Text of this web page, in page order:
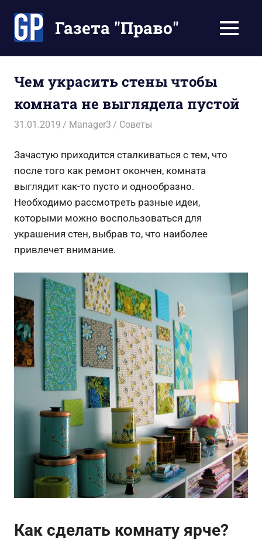
содержимомуГазета "Право"
Ваше
время
МЕНЮ
Чем украсить стены чтобы
комната не выглядела пустой
31.01.2019 Manager3 Советы
Зачастую приходится сталкиваться с тем, что
после того как ремонт окончен, комната
выглядит как-то пусто и однообразно.
Необходимо рассмотреть разные идеи,
которыми можно воспользоваться для
украшения стен, выбрав то, что наиболее
привлечет внимание.
Как сделать комнату ярче?